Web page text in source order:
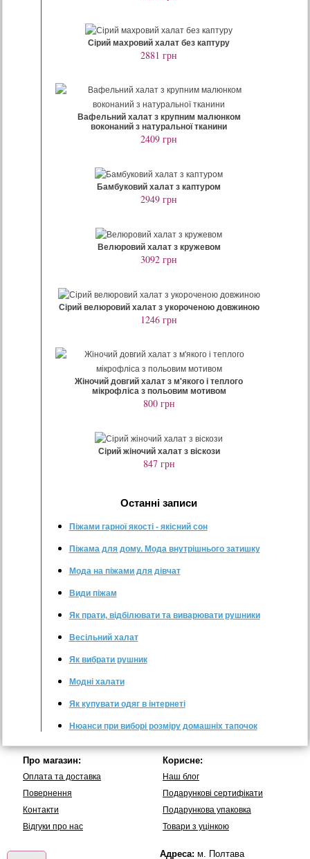
Сірий махровий халат без каптуру
2881 грн
Вафельний халат з крупним малюнком
воконаний з натуральної тканини
2409 грн
Бамбуковий халат з каптуром
2949 грн
Велюровий халат з кружевом
3092 грн
Сірий велюровий халат з укороченою довжиною
1246 грн
Жіночий довгий халат з м'якого і теплого
мікрофліса з польовим мотивом
800 грн
Сірий жіночий халат з віскози
847 грн
Останнi записи
Піжами гарної якості - якісний сон
Піжама для дому. Мода внутрішнього затишку
Мода на піжами для дівчат
Види піжам
Як прати, відбілювати та виварювати рушники
Весільний халат
Як вибрати рушник
Модні халати
Як купувати одяг в інтернеті
Нюанси при виборі розміру домашніх тапочок
Про магазин:
Оплата та доставка
Повернення
Контакти
Вiдгуки про нас
Корисне:
Наш блог
Подарункові сертифікати
Подарункова упаковка
Товари з уцінкою
Адреса: м. Полтава